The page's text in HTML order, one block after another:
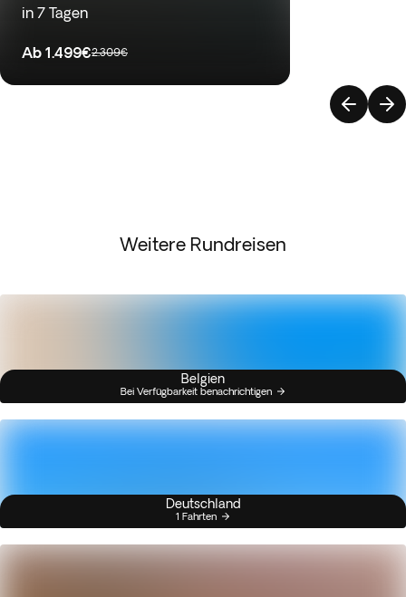
in 7 Tagen
Ab 1.499€2.309€
Weitere Rundreisen
Belgien
Bei Verfügbarkeit benachrichtigen
Deutschland
1 Fahrten